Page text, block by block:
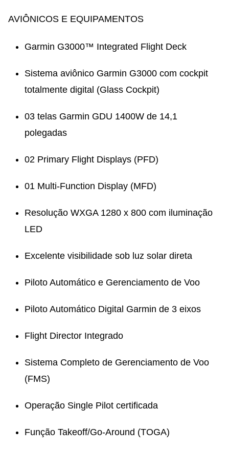
AVIÔNICOS E EQUIPAMENTOS
Garmin G3000™ Integrated Flight Deck
Sistema aviônico Garmin G3000 com cockpit
totalmente digital (Glass Cockpit)
03 telas Garmin GDU 1400W de 14,1
polegadas
02 Primary Flight Displays (PFD)
01 Multi-Function Display (MFD)
Resolução WXGA 1280 x 800 com iluminação
LED
Excelente visibilidade sob luz solar direta
Piloto Automático e Gerenciamento de Voo
Piloto Automático Digital Garmin de 3 eixos
Flight Director Integrado
Sistema Completo de Gerenciamento de Voo
(FMS)
Operação Single Pilot certificada
Função Takeoff/Go-Around (TOGA)